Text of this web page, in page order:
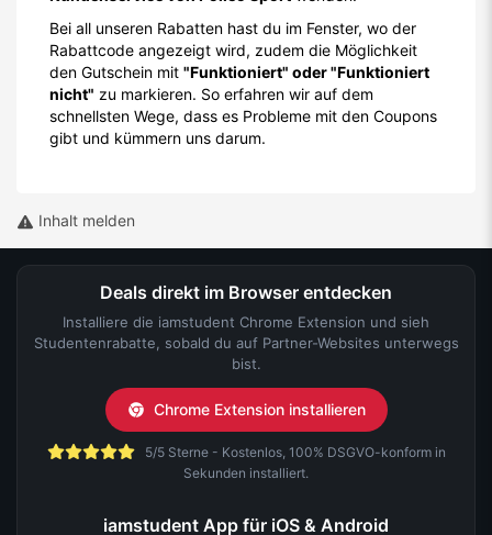
Deals direkt im Browser entdecken
Installiere die iamstudent Chrome Extension und sieh
Studentenrabatte, sobald du auf Partner-Websites unterwegs
bist.
iamstudent App für iOS & Android
Spart euch die Suche: Alle Studentenrabatte, Gewinnspiele und
Rabatt-Map bequem in einer App.
4,75/5 Sterne - Basierend auf über 1.000 Bewertungen.